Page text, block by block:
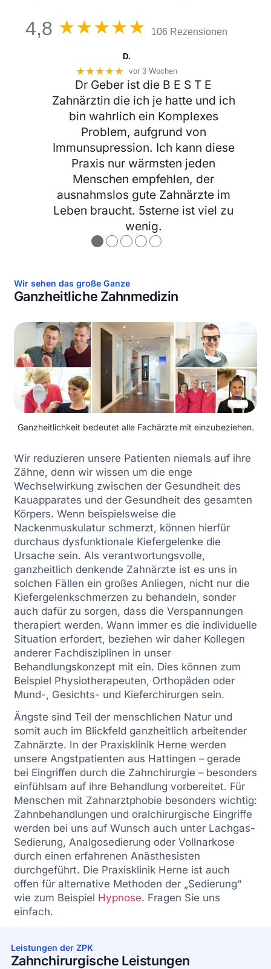
4,8 ★★★★★ ★★★★★
106 Rezensionen
D.
★★★★★ vor 3 Wochen
Dr Geber ist die B E S T E
Zahnärztin die ich je hatte und ich
bin wahrlich ein Komplexes
Problem, aufgrund von
Immunsupression. Ich kann diese
Praxis nur wärmsten jeden
Menschen empfehlen, der
ausnahmslos gute Zahnärzte im
Leben braucht. 5sterne ist viel zu
wenig.
●●●●●
Wir sehen das große Ganze
Ganzheitliche Zahnmedizin
Ganzheitlichkeit bedeutet alle Fachärzte mit einzubeziehen.
Wir reduzieren unsere Patienten niemals auf ihre
Zähne, denn wir wissen um die enge
Wechselwirkung zwischen der Gesundheit des
Kauapparates und der Gesundheit des gesamten
Körpers. Wenn beispielsweise die
Nackenmuskulatur schmerzt, können hierfür
durchaus dysfunktionale Kiefergelenke die
Ursache sein. Als verantwortungsvolle,
ganzheitlich denkende Zahnärzte ist es uns in
solchen Fällen ein großes Anliegen, nicht nur die
Kiefergelenkschmerzen zu behandeln, sonder
auch dafür zu sorgen, dass die Verspannungen
therapiert werden. Wann immer es die individuelle
Situation erfordert, beziehen wir daher Kollegen
anderer Fachdisziplinen in unser
Behandlungskonzept mit ein. Dies können zum
Beispiel Physiotherapeuten, Orthopäden oder
Mund-, Gesichts- und Kieferchirurgen sein.
Ängste sind Teil der menschlichen Natur und
somit auch im Blickfeld ganzheitlich arbeitender
Zahnärzte. In der Praxisklinik Herne werden
unsere Angstpatienten aus Hattingen – gerade
bei Eingriffen durch die Zahnchirurgie – besonders
einfühlsam auf ihre Behandlung vorbereitet. Für
Menschen mit Zahnarztphobie besonders wichtig:
Zahnbehandlungen und oralchirurgische Eingriffe
werden bei uns auf Wunsch auch unter Lachgas-
Sedierung, Analgosedierung oder Vollnarkose
durch einen erfahrenen Anästhesisten
durchgeführt. Die Praxisklinik Herne ist auch
offen für alternative Methoden der „Sedierung“
wie zum Beispiel Hypnose. Fragen Sie uns
einfach.
Leistungen der ZPK
Zahnchirurgische Leistungen